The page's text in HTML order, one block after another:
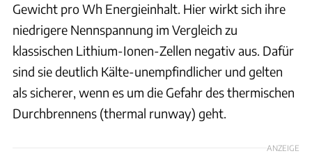
Gewicht pro Wh Energieinhalt. Hier wirkt sich ihre
niedrigere Nennspannung im Vergleich zu
klassischen Lithium-Ionen-Zellen negativ aus. Dafür
sind sie deutlich Kälte-unempfindlicher und gelten
als sicherer, wenn es um die Gefahr des thermischen
Durchbrennens (thermal runway) geht.
ANZEIGE